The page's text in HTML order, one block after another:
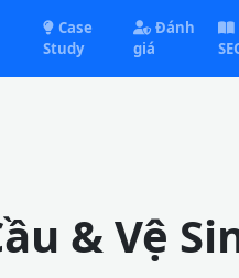
Case
Study
Đánh
giá
& Vệ